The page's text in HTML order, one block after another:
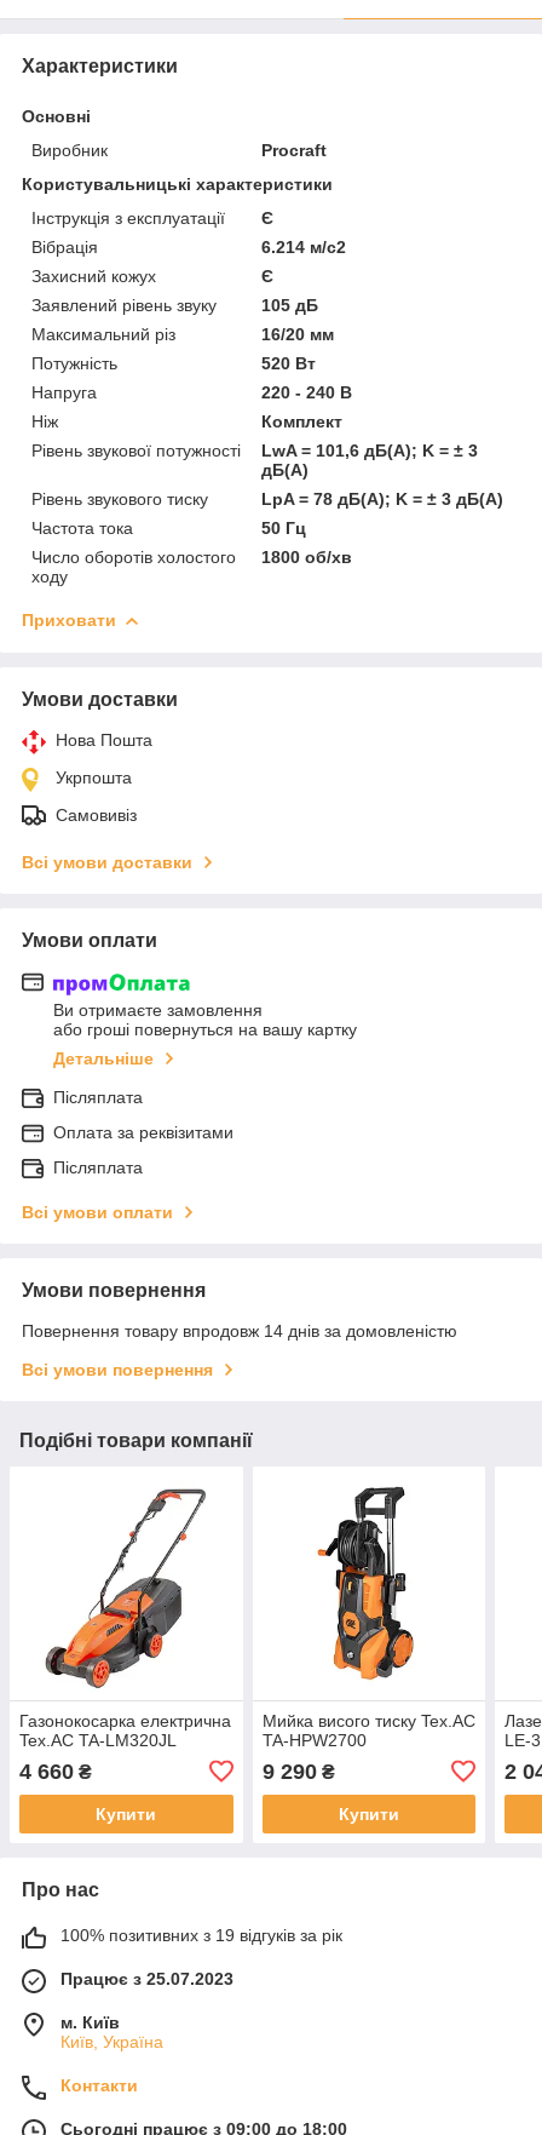
Характеристики
Основні
Виробник
Procraft
Користувальницькі характеристики
Інструкція з експлуатації
Є
Вібрація
6.214 м/с2
Захисний кожух
Є
Заявлений рівень звуку
105 дБ
Максимальний різ
16/20 мм
Потужність
520 Вт
Напруга
220 - 240 В
Ніж
Комплект
Рівень звукової потужності
LwA = 101,6 дБ(А); K = ± 3
дБ(А)
Рівень звукового тиску
LpA = 78 дБ(А); K = ± 3 дБ(А)
Частота тока
50 Гц
Число оборотів холостого
ходу
1800 об/хв
Приховати
Умови доставки
Нова Пошта
Укрпошта
Самовивіз
Всі умови доставки
Умови оплати
Ви отримаєте замовлення
або гроші повернуться на вашу картку
Детальніше
Післяплата
Оплата за реквізитами
Післяплата
Всі умови оплати
Умови повернення
Повернення товару впродовж 14 днів за домовленістю
Всі умови повернення
Подібні товари компанії
Газонокосарка електрична
Tex.AC TA-LM320JL
4 660 ₴
Купити
Мийка висого тиску Tex.AC
TA-HPW2700
9 290₴
Купити
LE-
2
Про нас
100% позитивних з 19 відгуків за рік
Працює з 25.07.2023
м. Київ
Київ, Україна
Контакти
Сьогодні працює з 09:00 до 18:00